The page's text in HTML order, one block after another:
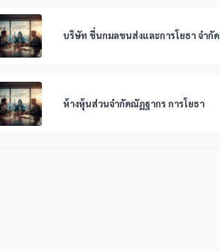
บริษัท ชื่นกมลขนส่งและการโยธา จำกัด
ห้างหุ้นส่วนจำกัดณัฏฐากร การโยธา